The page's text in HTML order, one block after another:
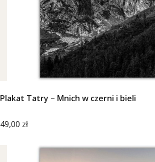
Plakat Tatry – Mnich w czerni i bieli
Cena
49,00 zł